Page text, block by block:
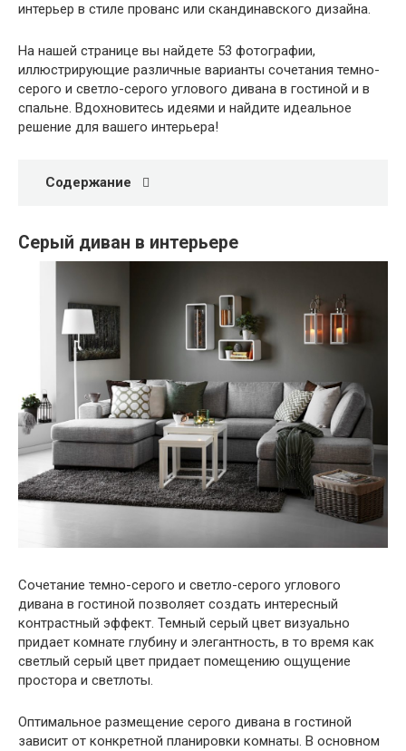
интерьер в стиле прованс или скандинавского дизайна.
На нашей странице вы найдете 53 фотографии,
иллюстрирующие различные варианты сочетания темно-
серого и светло-серого углового дивана в гостиной и в
спальне. Вдохновитесь идеями и найдите идеальное
решение для вашего интерьера!
Содержание
Серый диван в интерьере
Сочетание темно-серого и светло-серого углового
дивана в гостиной позволяет создать интересный
контрастный эффект. Темный серый цвет визуально
придает комнате глубину и элегантность, в то время как
светлый серый цвет придает помещению ощущение
простора и светлоты.
Оптимальное размещение серого дивана в гостиной
зависит от конкретной планировки комнаты. В основном